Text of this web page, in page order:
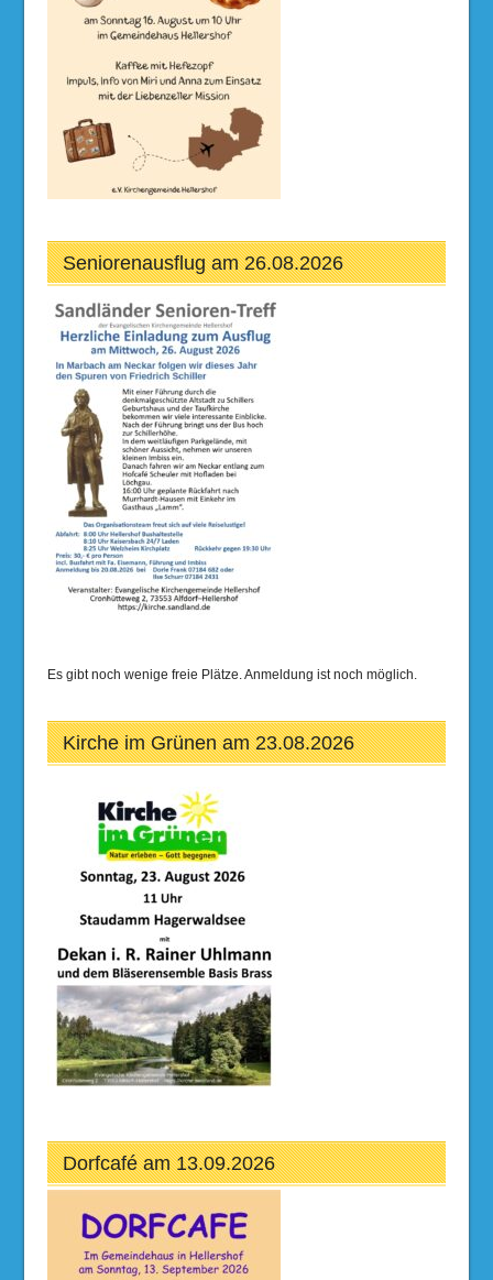
Seniorenausflug am 26.08.2026
Es gibt noch wenige freie Plätze. Anmeldung ist noch möglich.
Kirche im Grünen am 23.08.2026
Dorfcafé am 13.09.2026